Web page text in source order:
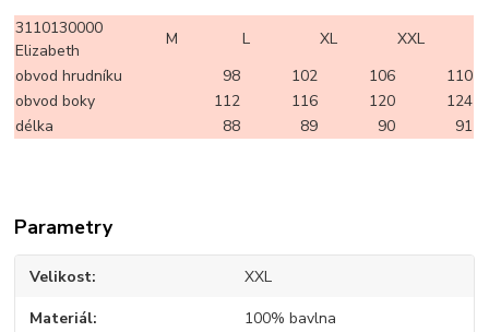
3110130000
Elizabeth
M L XL
XXL
obvod hrudníku
98 102 106
110
obvod boky
112 116 120
124
délka
88 89 90 91
Parametry
Velikost XXL
Materiál 100% bavlna